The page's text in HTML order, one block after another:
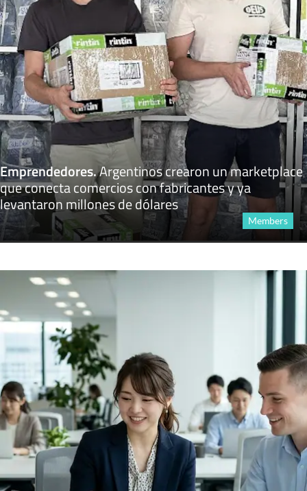
Emprendedores.Argentinos crearon un marketplace
que conecta comercios con fabricantes y ya
levantaron millones de dólares
Members